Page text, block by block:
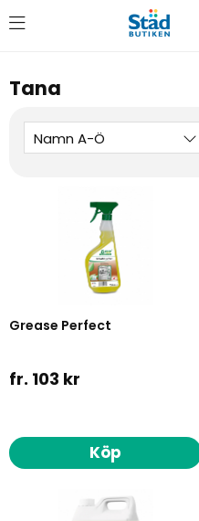
Tana
Namn A-Ö
Grease Perfect
fr. 103 kr
Köp